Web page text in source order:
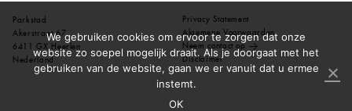
Parkstad
Akerstraat 67
6411 GX Heerlen
Nederland
Privacy Statement
Algemene Voorwaarden
Neem contact op
Disclaimer
We gebruiken cookies om ervoor te zorgen dat onze
website zo soepel mogelijk draait. Als je doorgaat met het
gebruiken van de website, gaan we er vanuit dat u ermee
instemt.
OK